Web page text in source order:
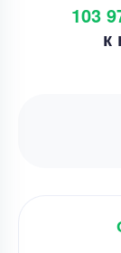
103
к